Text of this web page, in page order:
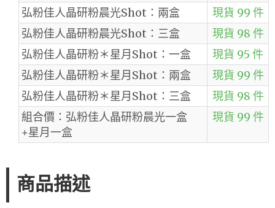
弘粉佳人晶研粉晨光Shot：兩盒
現貨 99 件
弘粉佳人晶研粉晨光Shot：三盒
現貨 98 件
弘粉佳人晶研粉＊星月Shot：一盒
現貨 95 件
弘粉佳人晶研粉＊星月Shot：兩盒
現貨 99 件
弘粉佳人晶研粉＊星月Shot：三盒
現貨 98 件
組合價：弘粉佳人晶研粉晨光一盒
+星月一盒
現貨 99 件
商品描述